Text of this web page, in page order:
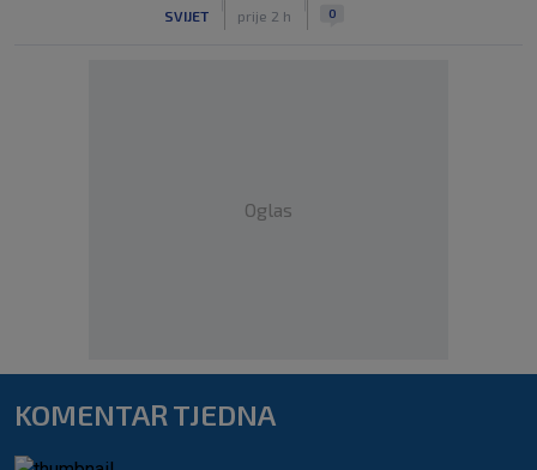
SVIJET prije 2 h 0
Oglas
KOMENTAR TJEDNA